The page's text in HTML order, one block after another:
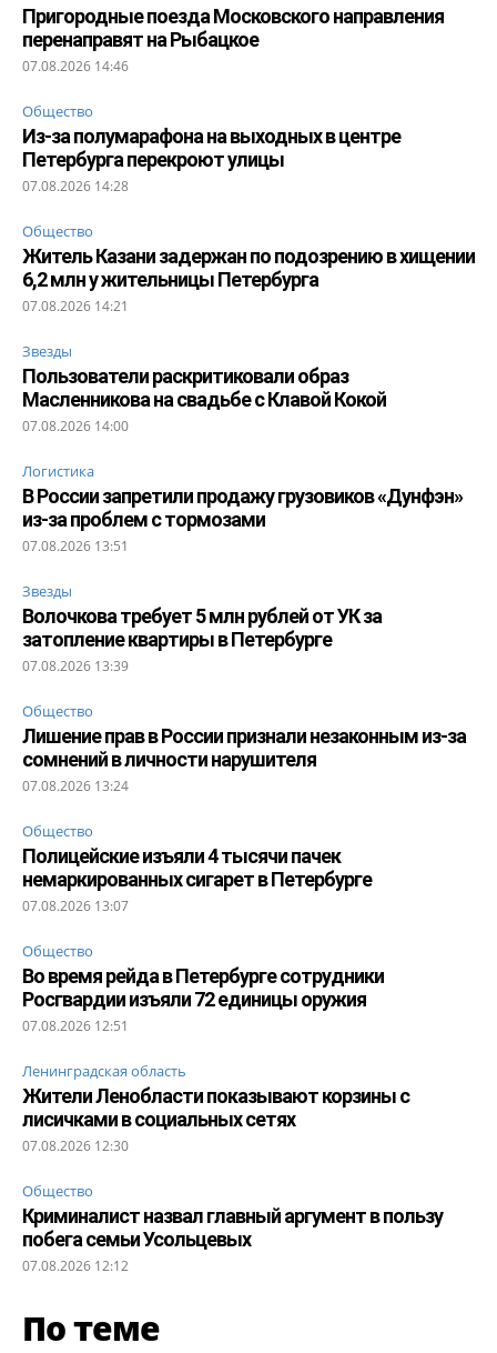
Пригородные поезда Московского направления
перенаправят на Рыбацкое
07.08.2026 14:46
Общество
Из-за полумарафона на выходных в центре
Петербурга перекроют улицы
07.08.2026 14:28
Общество
Житель Казани задержан по подозрению в хищении
6,2 млн у жительницы Петербурга
07.08.2026 14:21
Звезды
Пользователи раскритиковали образ
Масленникова на свадьбе с Клавой Кокой
07.08.2026 14:00
Логистика
В России запретили продажу грузовиков «Дунфэн»
из-за проблем с тормозами
07.08.2026 13:51
Звезды
Волочкова требует 5 млн рублей от УК за
затопление квартиры в Петербурге
07.08.2026 13:39
Общество
Лишение прав в России признали незаконным из-за
сомнений в личности нарушителя
07.08.2026 13:24
Общество
Полицейские изъяли 4 тысячи пачек
немаркированных сигарет в Петербурге
07.08.2026 13:07
Общество
Во время рейда в Петербурге сотрудники
Росгвардии изъяли 72 единицы оружия
07.08.2026 12:51
Ленинградская область
Жители Ленобласти показывают корзины с
лисичками в социальных сетях
07.08.2026 12:30
Общество
Криминалист назвал главный аргумент в пользу
побега семьи Усольцевых
07.08.2026 12:12
По теме